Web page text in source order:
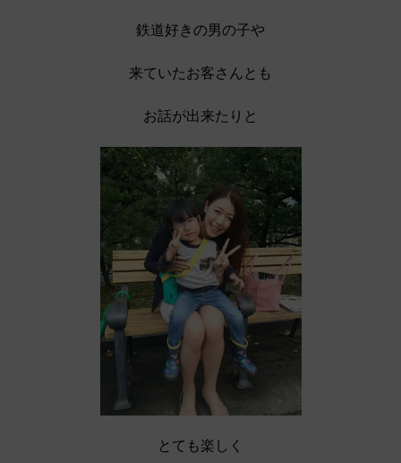
鉄道好きの男の子や
来ていたお客さんとも
お話が出来たりと
とても楽しく